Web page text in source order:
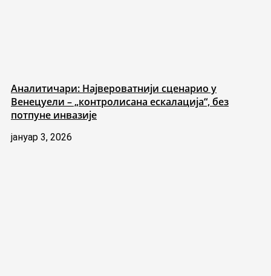
Аналитичари: Највероватнији сценарио у
Венецуели – „контролисана ескалација“, без
потпуне инвазије
јануар 3, 2026